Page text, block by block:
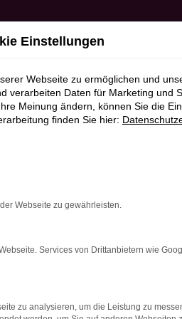
Einstellungen
Webseite zu ermöglichen und
verarbeiten Daten für Marketing und
Meinung ändern, können Sie die
finden Sie hier:
Webseite zu gewährleisten.
Services von Drittanbietern wie
zu analysieren, um die Leistung zu